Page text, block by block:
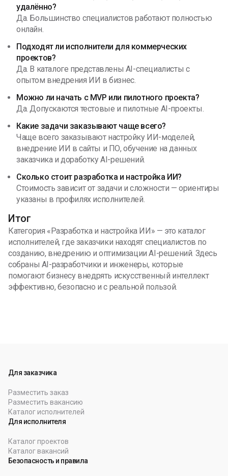
удалённо?
Да. Большинство специалистов работают полностью
онлайн.
Подходят ли исполнители для коммерческих
проектов?
Да. В каталоге представлены AI-специалисты с
опытом внедрения ИИ в бизнес.
Можно ли начать с MVP или пилотного проекта?
Да. Допускаются тестовые и пилотные AI-проекты.
Какие задачи заказывают чаще всего?
Чаще всего заказывают настройку ИИ-моделей,
внедрение ИИ в сайты и ПО, обучение на данных
заказчика и доработку AI-решений.
Сколько стоит разработка и настройка ИИ?
Стоимость зависит от задачи и сложности — ориентиры
указаны в профилях исполнителей.
Итог
Категория «Разработка и настройка ИИ» — это каталог
исполнителей, где заказчики находят специалистов по
созданию, внедрению и оптимизации AI-решений. Здесь
собраны AI-разработчики и инженеры, которые
помогают бизнесу внедрять искусственный интеллект
эффективно, безопасно и с реальной пользой.
Для заказчика
Разместить заказ
Разместить вакансию
Каталог исполнителей
Для исполнителя
Каталог проектов
Каталог вакансий
Безопасность и правила